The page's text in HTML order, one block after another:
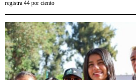
registra 44 por ciento